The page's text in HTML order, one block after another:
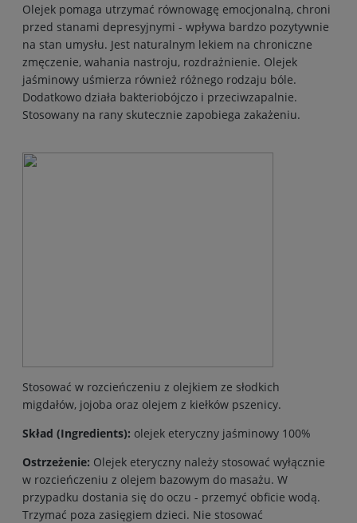
Olejek pomaga utrzymać równowagę emocjonalną, chroni
przed stanami depresyjnymi - wpływa bardzo pozytywnie
na stan umysłu. Jest naturalnym lekiem na chroniczne
zmęczenie, wahania nastroju, rozdrażnienie. Olejek
jaśminowy uśmierza również różnego rodzaju bóle.
Dodatkowo działa bakteriobójczo i przeciwzapalnie.
Stosowany na rany skutecznie zapobiega zakażeniu.
Stosować w rozcieńczeniu z olejkiem ze słodkich
migdałów, jojoba oraz olejem z kiełków pszenicy.
Skład (Ingredients): olejek eteryczny jaśminowy 100%
Ostrzeżenie: Olejek eteryczny należy stosować wyłącznie
w rozcieńczeniu z olejem bazowym do masażu. W
przypadku dostania się do oczu - przemyć obficie wodą.
Trzymać poza zasięgiem dzieci. Nie stosować